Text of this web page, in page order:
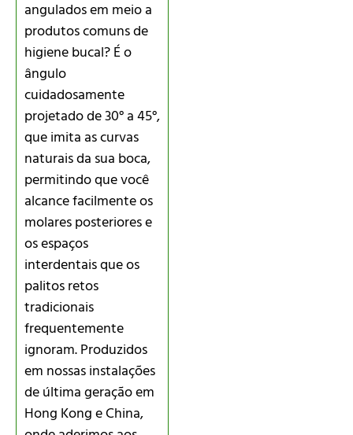
angulados em meio a
produtos comuns de
higiene bucal? É o
ângulo
cuidadosamente
projetado de 30° a 45°,
que imita as curvas
naturais da sua boca,
permitindo que você
alcance facilmente os
molares posteriores e
os espaços
interdentais que os
palitos retos
tradicionais
frequentemente
ignoram. Produzidos
em nossas instalações
de última geração em
Hong Kong e China,